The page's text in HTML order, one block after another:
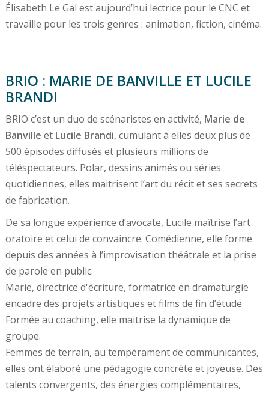
Élisabeth Le Gal est aujourd’hui lectrice pour le CNC et
travaille pour les trois genres : animation, fiction, cinéma.
BRIO : MARIE DE BANVILLE ET LUCILE
BRANDI
BRIO c’est un duo de scénaristes en activité, Marie de
Banville et Lucile Brandi, cumulant à elles deux plus de
500 épisodes diffusés et plusieurs millions de
téléspectateurs. Polar, dessins animés ou séries
quotidiennes, elles maitrisent l’art du récit et ses secrets
de fabrication.
De sa longue expérience d’avocate, Lucile maîtrise l’art
oratoire et celui de convaincre. Comédienne, elle forme
depuis des années à l’improvisation théâtrale et la prise
de parole en public.
Marie, directrice d'écriture, formatrice en dramaturgie
encadre des projets artistiques et films de fin d’étude.
Formée au coaching, elle maitrise la dynamique de
groupe.
Femmes de terrain, au tempérament de communicantes,
elles ont élaboré une pédagogie concrète et joyeuse. Des
talents convergents, des énergies complémentaires,